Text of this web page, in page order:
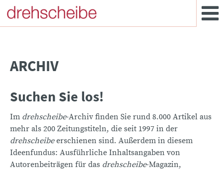
ARCHIV
Suchen Sie los!
Im drehscheibe-Archiv finden Sie rund 8.000 Artikel aus
mehr als 200 Zeitungstiteln, die seit 1997 in der
drehscheibeerschienen sind. Außerdem in diesem
Ideenfundus: Ausführliche Inhaltsangaben von
Autorenbeiträgen für das drehscheibe-Magazin,